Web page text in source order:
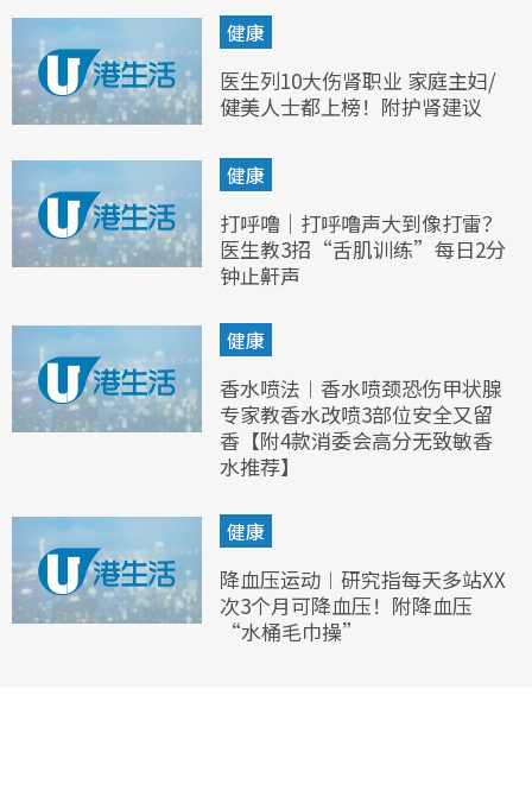
健康
医生列10大伤肾职业 家庭主妇/
健美人士都上榜！附护肾建议
健康
打呼噜｜打呼噜声大到像打雷？
医生教3招“舌肌训练”每日2分
钟止鼾声
健康
香水喷法︱香水喷颈恐伤甲状腺
专家教香水改喷3部位安全又留
香【附4款消委会高分无致敏香
水推荐】
健康
降血压运动︱研究指每天多站XX
次3个月可降血压！附降血压
“水桶毛巾操”